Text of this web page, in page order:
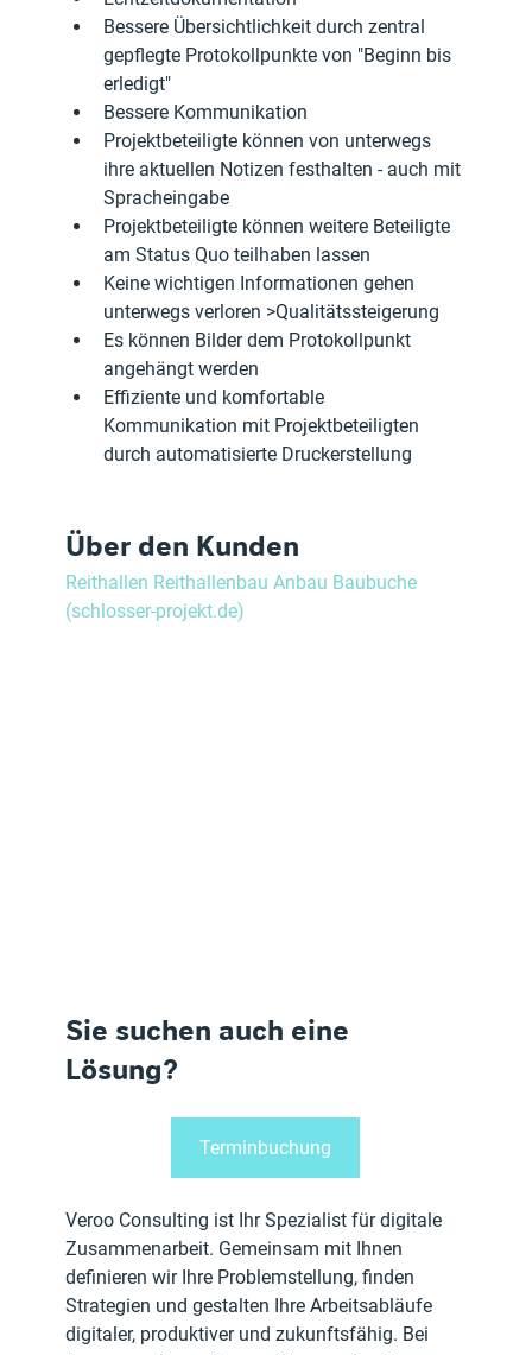
Bessere Übersichtlichkeit durch zentral
gepflegte Protokollpunkte von "Beginn bis
erledigt"
Bessere Kommunikation
Projektbeteiligte können von unterwegs
ihre aktuellen Notizen festhalten - auch mit
Spracheingabe
Projektbeteiligte können weitere Beteiligte
am Status Quo teilhaben lassen
Keine wichtigen Informationen gehen
unterwegs verloren >Qualitätssteigerung
Es können Bilder dem Protokollpunkt
angehängt werden
Effiziente und komfortable
Kommunikation mit Projektbeteiligten
durch automatisierte Druckerstellung
Über den Kunden
Reithallen Reithallenbau Anbau Baubuche
(schlosser-projekt.de)
Sie suchen auch eine
Lösung?
Terminbuchung
Veroo Consulting ist Ihr Spezialist für digitale
Zusammenarbeit. Gemeinsam mit Ihnen
definieren wir Ihre Problemstellung, finden
Strategien und gestalten Ihre Arbeitsabläufe
digitaler, produktiver und zukunftsfähig. Bei